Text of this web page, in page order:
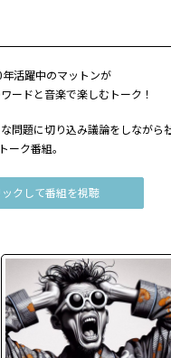
年活躍中のマットンが
ードと音楽で楽しむトーク！
問題に切り込み議論をしながら
ーク番組。
クして番組を視聴